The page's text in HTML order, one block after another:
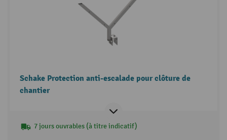
Schake Protection anti-escalade pour clôture de
chantier
7 jours ouvrables (à titre indicatif)